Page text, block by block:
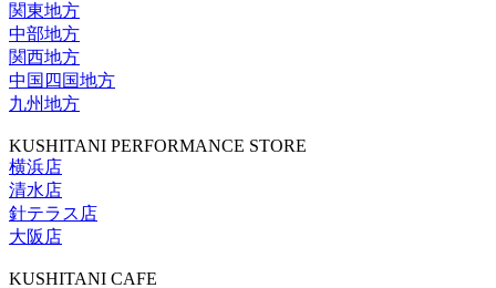
関東地方
中部地方
関西地方
中国四国地方
九州地方
KUSHITANI PERFORMANCE STORE
横浜店
清水店
針テラス店
大阪店
KUSHITANI CAFE